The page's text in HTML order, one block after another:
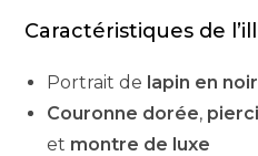
Caractéristiques de
Portrait de lapin en
Couronne dorée,
et montre de luxe